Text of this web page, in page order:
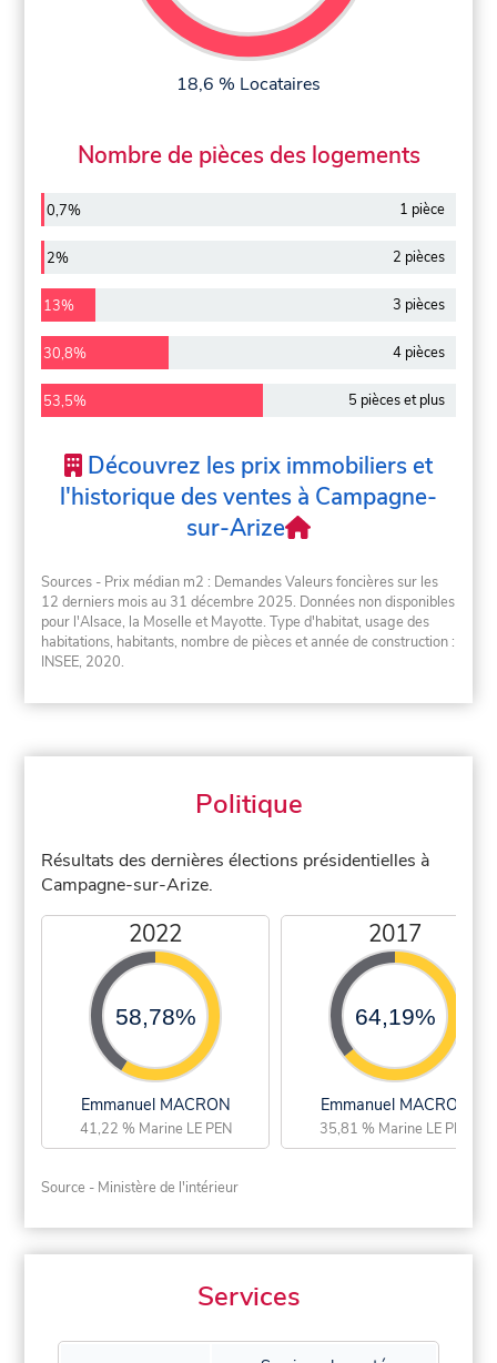
18,6 % Locataires
Nombre de pièces des logements
0,7% 1 pièce
2% 2 pièces
13% 3 pièces
30,8% 4 pièces
53,5% 5 pièces et plus
Découvrez les prix immobiliers et
l'historique des ventes à Campagne-
sur-Arize
Sources - Prix médian m2 : Demandes Valeurs foncières sur les
12 derniers mois au 31 décembre 2025. Données non disponibles
pour l'Alsace, la Moselle et Mayotte. Type d'habitat, usage des
habitations, habitants, nombre de pièces et année de construction :
INSEE, 2020.
Politique
Résultats des dernières élections présidentielles à
Campagne-sur-Arize.
2022
58,78%
Emmanuel MACRON
41,22 % Marine LE PEN
2017
64,19%
Emmanuel MACRON
35,81 % Marine LE PEN
Source - Ministère de l'intérieur
Services